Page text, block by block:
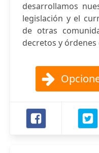
desarrollamos
legislación y el
de otras
decretos y